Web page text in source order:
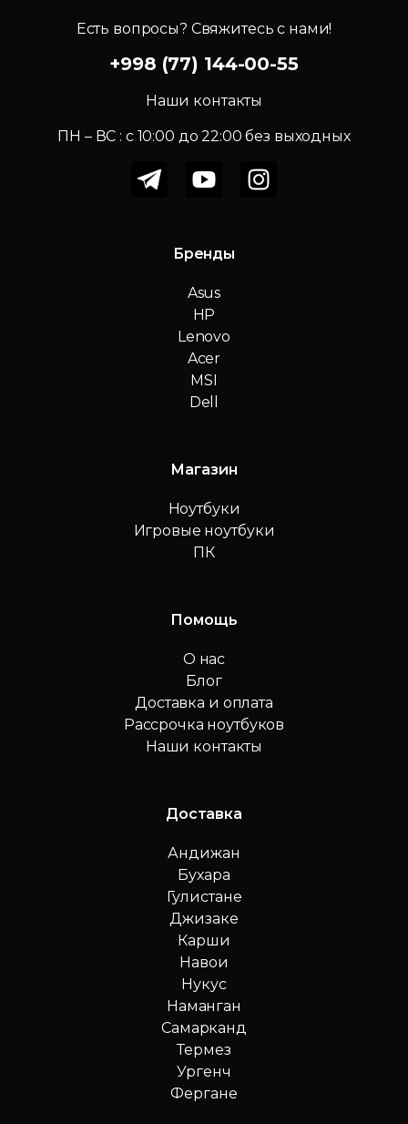
Есть вопросы? Свяжитесь с нами!
+998 (77) 144-00-55
Наши контакты
ПН – ВС : c 10:00 до 22:00 без выходных
Бренды
Asus
HP
Lenovo
Acer
MSI
Dell
Магазин
Ноутбуки
Игровые ноутбуки
ПК
Помощь
О нас
Блог
Доставка и оплата
Рассрочка ноутбуков
Наши контакты
Доставка
Андижан
Бухара
Гулистане
Джизаке
Карши
Навои
Нукус
Наманган
Самарканд
Термез
Ургенч
Фергане